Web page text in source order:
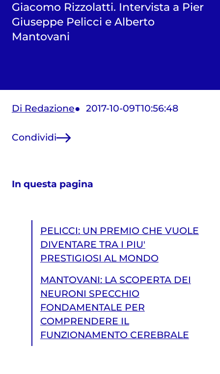
Giacomo Rizzolatti. Intervista a Pier
Giuseppe Pelicci e Alberto
Mantovani
Di Redazione 2017-10-09T10:56:48
Condividi
In questa pagina
PELICCI: UN PREMIO CHE VUOLE
DIVENTARE TRA I PIU'
PRESTIGIOSI AL MONDO
MANTOVANI: LA SCOPERTA DEI
NEURONI SPECCHIO
FONDAMENTALE PER
COMPRENDERE IL
FUNZIONAMENTO CEREBRALE